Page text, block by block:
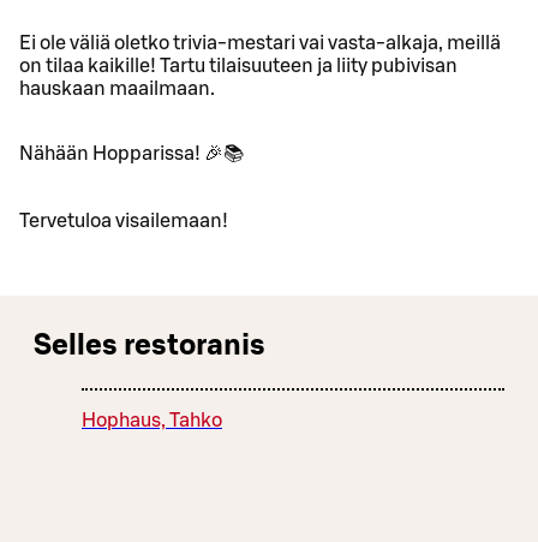
Ei ole väliä oletko trivia-mestari vai vasta-alkaja, meillä
on tilaa kaikille! Tartu tilaisuuteen ja liity pubivisan
hauskaan maailmaan.
Nähään Hopparissa! 🎉📚
Tervetuloa visailemaan!
Selles restoranis
Hophaus, Tahko